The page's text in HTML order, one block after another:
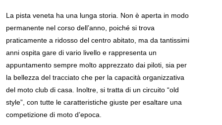
La pista veneta ha una lunga storia. Non è aperta in modo
permanente nel corso dell’anno, poiché si trova
praticamente a ridosso del centro abitato, ma da tantissimi
anni ospita gare di vario livello e rappresenta un
appuntamento sempre molto apprezzato dai piloti, sia per
la bellezza del tracciato che per la capacità organizzativa
del moto club di casa. Inoltre, si tratta di un circuito “old
style”, con tutte le caratteristiche giuste per esaltare una
competizione di moto d’epoca.